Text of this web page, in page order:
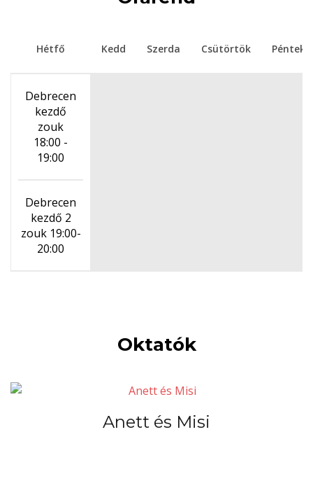
Hétfő Kedd Szerda Csütörtök Péntek
Debrecen
kezdő
zouk
18:00 -
19:00
Debrecen
kezdő 2
zouk 19:00-
20:00
Oktatók
Anett és Misi